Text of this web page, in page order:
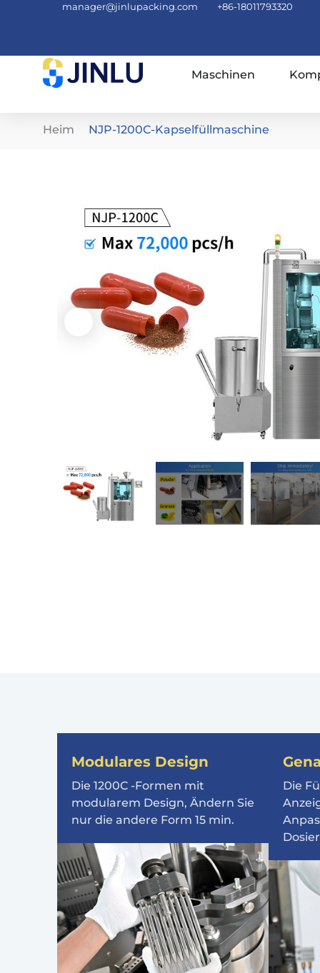
manager@jinlupacking.com +86-18011793320
Maschinen
Heim NJP-1200C-Kapselfüllmaschine
Modulares Design
Die 1200C -Formen mit
modularem Design, Ändern Sie
nur die andere Form 15 min.
Die